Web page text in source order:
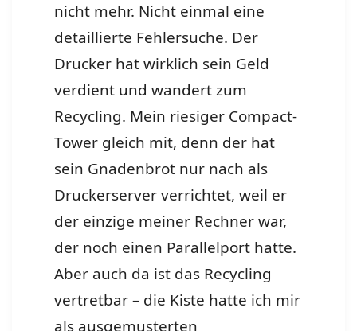
nicht mehr. Nicht einmal eine
detaillierte Fehlersuche. Der
Drucker hat wirklich sein Geld
verdient und wandert zum
Recycling. Mein riesiger Compact-
Tower gleich mit, denn der hat
sein Gnadenbrot nur nach als
Druckerserver verrichtet, weil er
der einzige meiner Rechner war,
der noch einen Parallelport hatte.
Aber auch da ist das Recycling
vertretbar – die Kiste hatte ich mir
als ausgemusterten